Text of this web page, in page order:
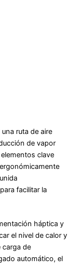
ruta de aire
de vapor
clave
facilitar la
háptica y
el nivel de calor y
carga de
automático, el